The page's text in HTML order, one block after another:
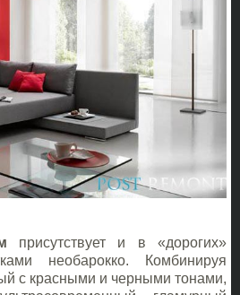
присутствует и в «дорогих»
необарокко. Комбинируя
с красными и черными тонами,